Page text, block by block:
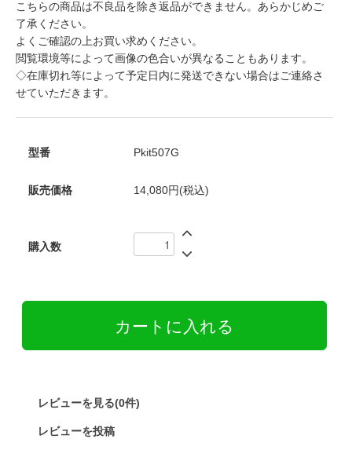
こちらの商品は不良品を除き返品ができません。あらかじめご
了承ください。
よくご確認の上お買い求めください。
閲覧環境等によって画像の色合いが異なることもあります。
◇在庫切れ等によって予定日内に発送できない場合はご連絡さ
せていただきます。
型番 Pkit507G
販売価格 14,080円(税込)
購入数
レビューを見る(0件)
レビューを投稿